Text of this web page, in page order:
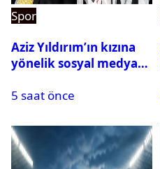
Spor
Aziz Yıldırım’ın kızına
yönelik sosyal medya
hakkında karar çıktı
5 saat önce